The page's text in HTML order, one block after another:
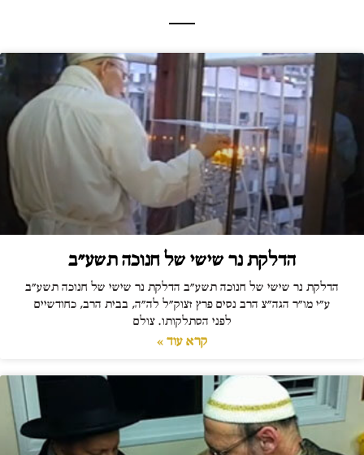
הדלקת נר שישי של חנוכה תשע"ב
הדלקת נר שישי של חנוכה תשע"ב הדלקת נר שישי של חנוכה תשע"ב
ע"י מו"ר הגה"צ הרב נסים פרץ זצוק"ל לה"ה, בבית הרב, כחודשיים
לפני הסתלקותו. צולם
קרא עוד »